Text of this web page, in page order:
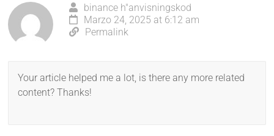
binance h"anvisningskod
Marzo 24, 2025 at 6:12 am
Permalink
Your article helped me a lot, is there any more related
content? Thanks!